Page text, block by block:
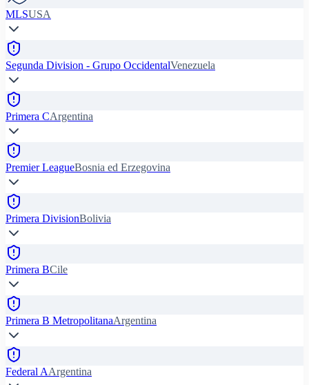
MLSUSA
Segunda Division - Grupo OccidentalVenezuela
Primera CArgentina
Premier LeagueBosnia ed Erzegovina
Primera DivisionBolivia
Primera BCile
Primera B MetropolitanaArgentina
Federal AArgentina